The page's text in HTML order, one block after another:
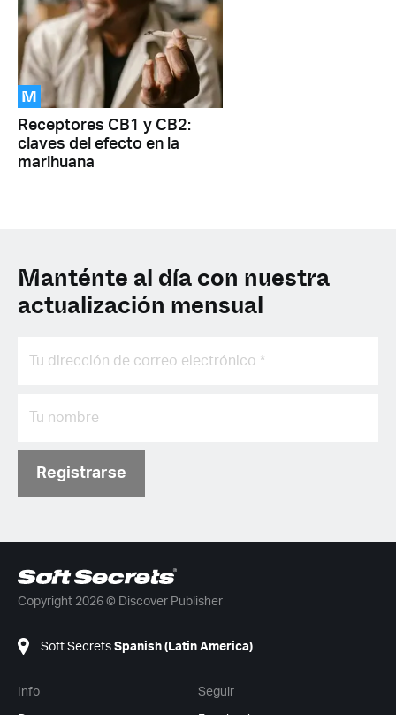
M
Receptores CB1 y CB2:
claves del efecto en la
marihuana
Manténte al día con nuestra
actualización mensual
Registrarse
Copyright 2026 © Discover Publisher
Soft Secrets Spanish (Latin America)
Info Seguir